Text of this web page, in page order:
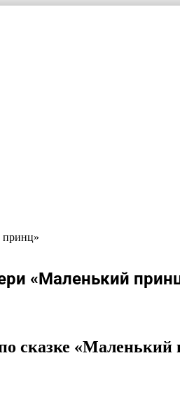
принц»
«Маленький
сказке